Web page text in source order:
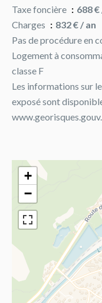
Taxe foncière
688 €
Charges
832 € / an
Pas de procédure en
Logement à
classe F
Les informations sur
exposé sont
+
−